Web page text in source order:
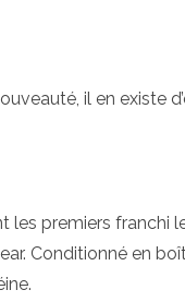
il en existe
les premiers franchi
Conditionné en